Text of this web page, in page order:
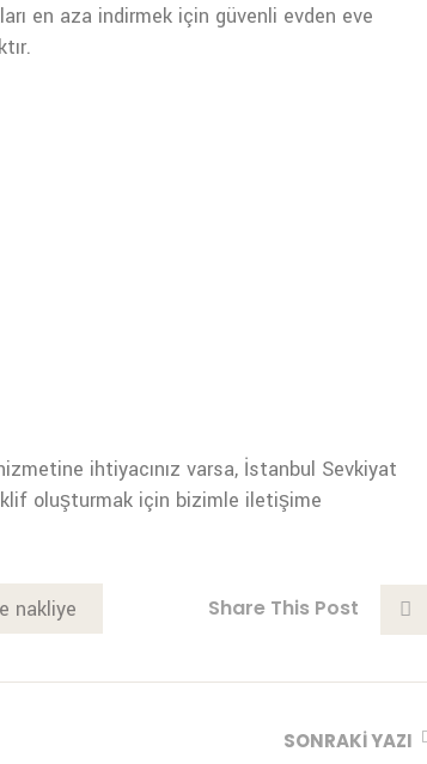
en aza indirmek için güvenli evden eve
ihtiyacınız varsa, İstanbul Sevkiyat
oluşturmak için bizimle iletişime
nakliye Share This Post
SONRAKI YAZI